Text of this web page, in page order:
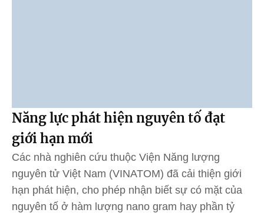
Năng lực phát hiện nguyên tố đạt
giới hạn mới
Các nhà nghiên cứu thuộc Viện Năng lượng
nguyên tử Việt Nam (VINATOM) đã cải thiện giới
hạn phát hiện, cho phép nhận biết sự có mặt của
nguyên tố ở hàm lượng nano gram hay phần tỷ